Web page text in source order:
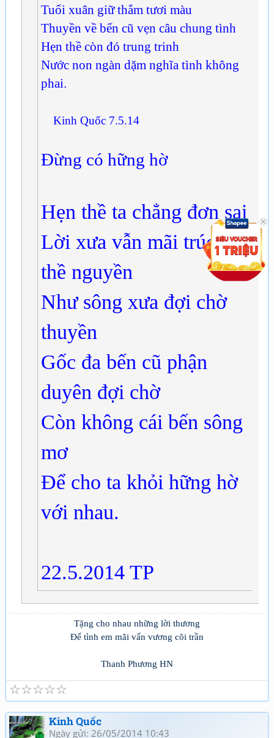
Tuổi xuân giữ thắm tươi màu
Thuyền về bến cũ vẹn câu chung tình
Hẹn thề còn đó trung trinh
Nước non ngàn dặm nghĩa tình không
phai.
Kinh Quốc 7.5.14
Đừng có hững hờ
Hẹn thề ta chẳng đơn sai
Lời xưa vẫn mãi trúc mai
thề nguyền
Như sông xưa đợi chờ
thuyền
Gốc đa bến cũ phận
duyên đợi chờ
Còn không cái bến sông
mơ
Để cho ta khỏi hững hờ
với nhau.
22.5.2014 TP
Tặng cho nhau những lời thương
Để tình em mãi vấn vương cõi trần
Thanh Phương HN
☆
☆
☆
☆
☆
Kinh Quốc
Ngày gửi: 26/05/2014 10:43